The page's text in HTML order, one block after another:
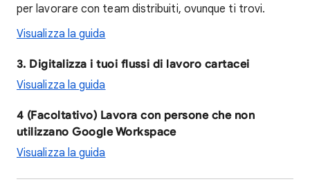
per lavorare con team distribuiti, ovunque ti trovi.
Visualizza la guida
3. Digitalizza i tuoi flussi di lavoro cartacei
Visualizza la guida
4 (Facoltativo) Lavora con persone che non
utilizzano Google Workspace
Visualizza la guida